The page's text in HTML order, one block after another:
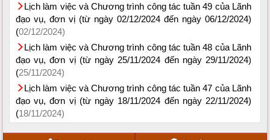
Lịch làm việc và Chương trình công tác tuần 49 của Lãnh
đạo vụ, đơn vị (từ ngày 02/12/2024 đến ngày 06/12/2024)
(02/12/2024)
Lịch làm việc và Chương trình công tác tuần 48 của Lãnh
đạo vụ, đơn vị (từ ngày 25/11/2024 đến ngày 29/11/2024)
(25/11/2024)
Lịch làm việc và Chương trình công tác tuần 47 của Lãnh
đạo vụ, đơn vị (từ ngày 18/11/2024 đến ngày 22/11/2024)
(18/11/2024)